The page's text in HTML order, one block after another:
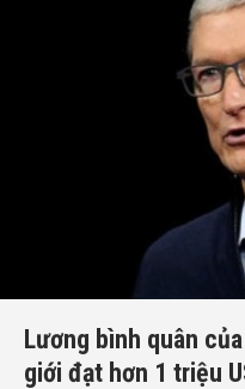
Lương bình quân
giới đạt hơn 1 triệu